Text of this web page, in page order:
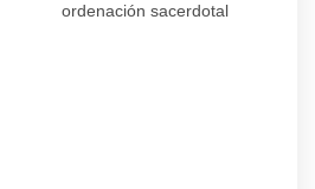
ordenación sacerdotal